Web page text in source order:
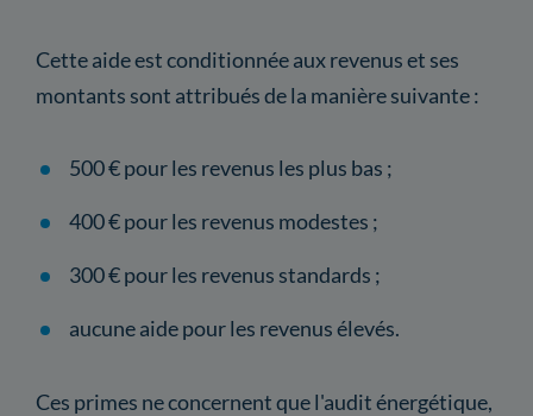
Cette aide est conditionnée aux revenus et ses
montants sont attribués de la manière suivante :
500 € pour les revenus les plus bas ;
400 € pour les revenus modestes ;
300 € pour les revenus standards ;
aucune aide pour les revenus élevés.
Ces primes ne concernent que l'audit énergétique,